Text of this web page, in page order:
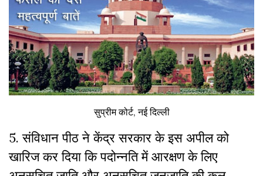
सुप्रीम कोर्ट, नई दिल्ली
5. संविधान पीठ ने केंद्र सरकार के इस अपील को
खारिज कर दिया कि पदोन्नति में आरक्षण के लिए